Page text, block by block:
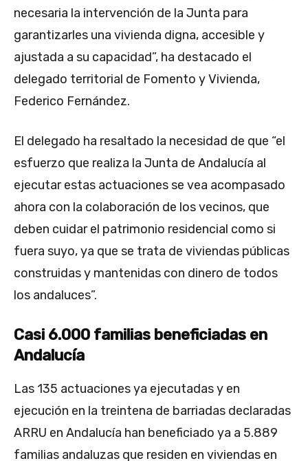
necesaria la intervención de la Junta para
garantizarles una vivienda digna, accesible y
ajustada a su capacidad”, ha destacado el
delegado territorial de Fomento y Vivienda,
Federico Fernández.
El delegado ha resaltado la necesidad de que “el
esfuerzo que realiza la Junta de Andalucía al
ejecutar estas actuaciones se vea acompasado
ahora con la colaboración de los vecinos, que
deben cuidar el patrimonio residencial como si
fuera suyo, ya que se trata de viviendas públicas
construidas y mantenidas con dinero de todos
los andaluces”.
Casi 6.000 familias beneficiadas en
Andalucía
Las 135 actuaciones ya ejecutadas y en
ejecución en la treintena de barriadas declaradas
ARRU en Andalucía han beneficiado ya a 5.889
familias andaluzas que residen en viviendas en